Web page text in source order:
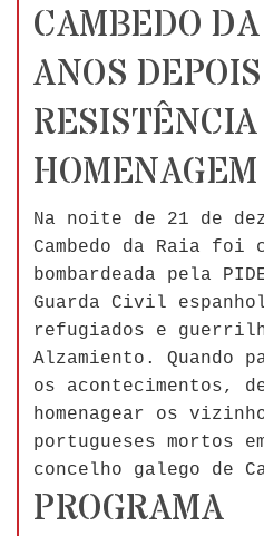
CAMBEDO
ANOS
HOMENAGEM
Na noite de 21 de
Cambedo da Raia foi
bombardeada pela
Guarda Civil
refugiados e
Alzamiento. Quando
os acontecimentos,
homenagear os
portugueses mortos
concelho galego de
PROGRAMA